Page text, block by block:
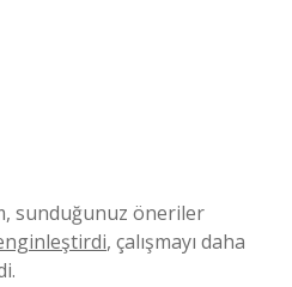
sunduğunuz öneriler
, çalışmayı daha